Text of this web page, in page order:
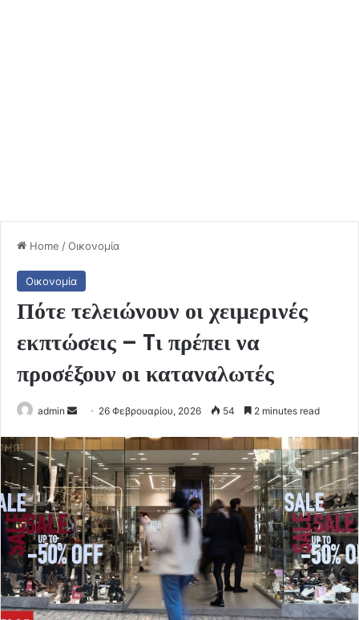
Home /Οικονομία
Οικονομία
Πότε τελειώνουν οι χειμερινές
εκπτώσεις – Tι πρέπει να
προσέξουν οι καταναλωτές
admin
Send
email
26 Φεβρουαρίου, 2026 54 2 minutes read